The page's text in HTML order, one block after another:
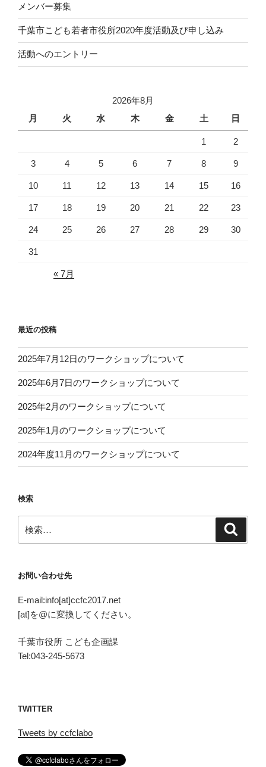
メンバー募集
千葉市こども若者市役所2020年度活動及び申し込み
活動へのエントリー
2026年8月
月
火 水 木 金 土 日
1 2
3 4 5 6 7 8 9
10 11 12 13 14 15 16
17 18 19 20 21 22 23
24 25 26 27 28 29 30
31
« 7月
最近の投稿
2025年7月12日のワークショップについて
2025年6月7日のワークショップについて
2025年2月のワークショップについて
2025年1月のワークショップについて
2024年度11月のワークショップについて
検索
索:
お問い合わせ先
E-mail:info[at]ccfc2017.net
[at]を@に変換してください。
千葉市役所 こども企画課
Tel:043-245-5673
TWITTER
Tweets by ccfclabo